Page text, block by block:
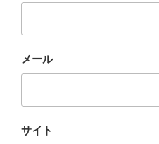
メール
サイト